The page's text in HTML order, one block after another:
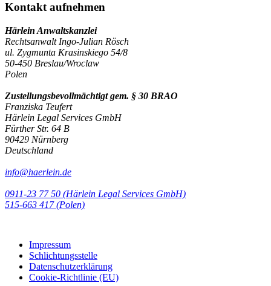
Kontakt aufnehmen
Härlein Anwaltskanzlei
Rechtsanwalt Ingo-Julian Rösch
ul. Zygmunta Krasinskiego 54/8
50-450 Breslau/Wroclaw
Polen
Zustellungsbevollmächtigt gem. § 30 BRAO
Franziska Teufert
Härlein Legal Services GmbH
Fürther Str. 64 B
90429 Nürnberg
Deutschland
info@haerlein.de
0911-23 77 50 (Härlein Legal Services GmbH)
‭515-663 417 (Polen)‬‬‬
Impressum
Schlichtungsstelle
Datenschutzerklärung
Cookie-Richtlinie (EU)